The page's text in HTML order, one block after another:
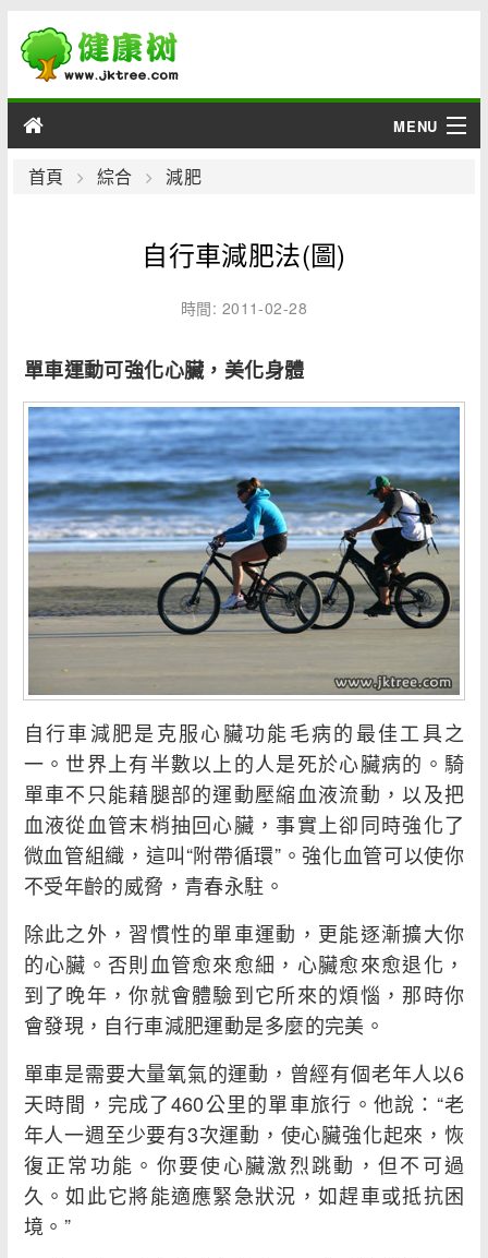
MENU
男性
疾病
首頁 綜合 減肥
自行車減肥法(圖)
時間: 2011-02-28
單車運動可強化心臟，美化身體
自行車減肥是克服心臟功能毛病的最佳工具之
一。世界上有半數以上的人是死於心臟病的。騎
單車不只能藉腿部的運動壓縮血液流動，以及把
血液從血管末梢抽回心臟，事實上卻同時強化了
微血管組織，這叫“附帶循環”。強化血管可以使你
不受年齡的威脅，青春永駐。
除此之外，習慣性的單車運動，更能逐漸擴大你
的心臟。否則血管愈來愈細，心臟愈來愈退化，
到了晚年，你就會體驗到它所來的煩惱，那時你
會發現，自行車減肥運動是多麼的完美。
單車是需要大量氧氣的運動，曾經有個老年人以6
天時間，完成了460公里的單車旅行。他說：“老
年人一週至少要有3次運動，使心臟強化起來，恢
復正常功能。你要使心臟激烈跳動，但不可過
久。如此它將能適應緊急狀況，如趕車或抵抗困
境。”